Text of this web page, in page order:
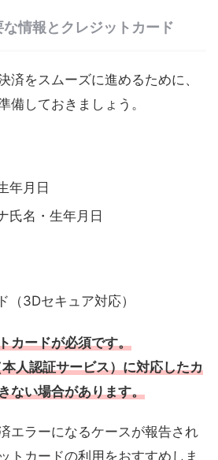
情報とクレジットカード
済をスムーズに進めるために、
備しておきましょう。
年月日
氏名・生年月日
（3Dセキュア対応）
カードが必須です。
人認証サービス）に対応したカ
ない場合があります。
エラーになるケースが報告され
トカードの利用をおすすめしま